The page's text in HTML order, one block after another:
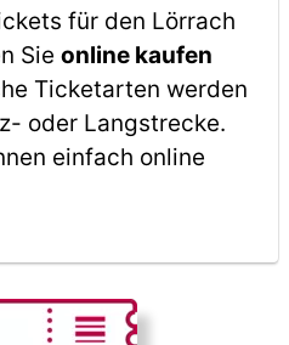
für den Lörrach
Sie online kaufen
Ticketarten werden
oder Langstrecke.
einfach online